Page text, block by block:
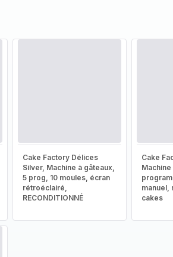
Cake Factory Délices
Silver, Machine à gâteaux,
5 prog, 10 moules, écran
rétroéclairé,
RECONDITIONNÉ
Cake
manuel,
cakes